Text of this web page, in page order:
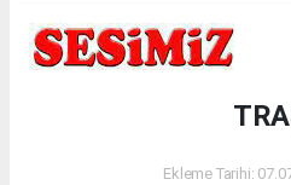
Ekleme Tarihi: